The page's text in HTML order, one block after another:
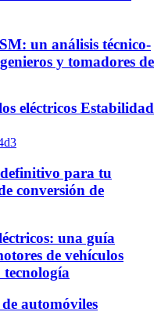
un análisis técnico-
y tomadores de
eléctricos Estabilidad
definitivo para tu
conversión de
una guía
de vehículos
tecnología
automóviles